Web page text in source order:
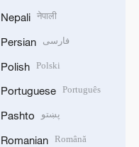
Nepali नेपाली
Persian فارسی
Polish Polski
Portuguese Português
Pashto پښتو
Romanian Română